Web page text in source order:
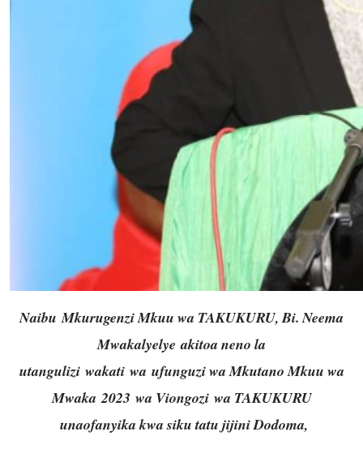
Naibu Mkurugenzi Mkuu wa TAKUKURU, Bi. Neema
Mwakalyelyeakitoa neno la
utangulizi wakati wa ufunguzi wa Mkutano Mkuu wa
Mwaka 2023 wa Viongozi wa TAKUKURU
unaofanyika kwa siku tatu jijini Dodoma,